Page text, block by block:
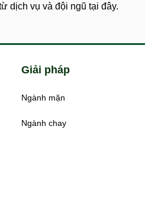
dịch vụ và đội ngũ tại đây.
Giải pháp
Ngành mặn
Ngành chay